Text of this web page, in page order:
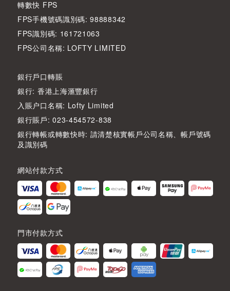
轉數快 FPS
FPS手機號碼識別碼: 98888342
FPS識別碼: 161721063
FPS公司名稱: LOFTY LIMITED
銀行戶口轉賬
銀行: 香港上海滙豐銀行
入賬户口名稱: Lofty Limited
銀行賬戶: 023-454572-838
銀行轉帳或轉數快時: 請清楚核實帳戶公司名稱、帳戶號碼
及識別碼
網站付款方式
門市付款方式